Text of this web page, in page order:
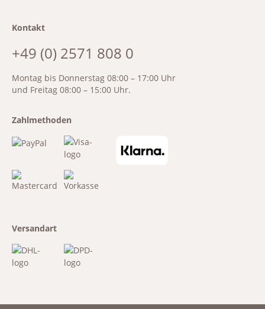
Kontakt
+49 (0) 2571 808 0
Montag bis Donnerstag 08:00 – 17:00 Uhr
und Freitag 08:00 – 15:00 Uhr.
Zahlmethoden
Versandart